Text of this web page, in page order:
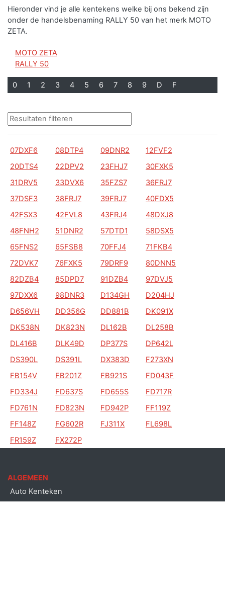
Hieronder vind je alle kentekens welke bij ons bekend zijn
onder de handelsbenaming RALLY 50 van het merk MOTO
ZETA.
MOTO ZETA
RALLY 50
0 1 2 3 4 5 6 7 8 9 D F
07DXF6 08DTP4 09DNR2
12FVF2
20DTS4
22DPV2 23FHJ7
30FXK5
31DRV5
33DVX6 35FZS7
36FRJ7
37DSF3
38FRJ7 39FRJ7
40FDX5
42FSX3
42FVL8 43FRJ4
48DXJ8
48FNH2
51DNR2 57DTD1
58DSX5
65FNS2
65FSB8 70FFJ4
71FKB4
72DVK7
76FXK5 79DRF9
80DNN5
82DZB4
85DPD7 91DZB4
97DVJ5
97DXX6
98DNR3 D134GH
D204HJ
D656VH
DD356G DD881B
DK091X
DK538N
DK823N DL162B
DL258B
DL416B
DLK49D DP377S
DP642L
DS390L
DS391L DX383D
F273XN
FB154V
FB201Z FB921S
FD043F
FD334J
FD637S FD655S
FD717R
FD761N
FD823N FD942P
FF119Z
FF148Z
FG602R FJ311X
FL698L
FR159Z
FX272P
ALGEMEEN
Auto Kenteken